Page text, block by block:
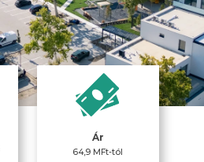
Ár
64,9 MFt-tól